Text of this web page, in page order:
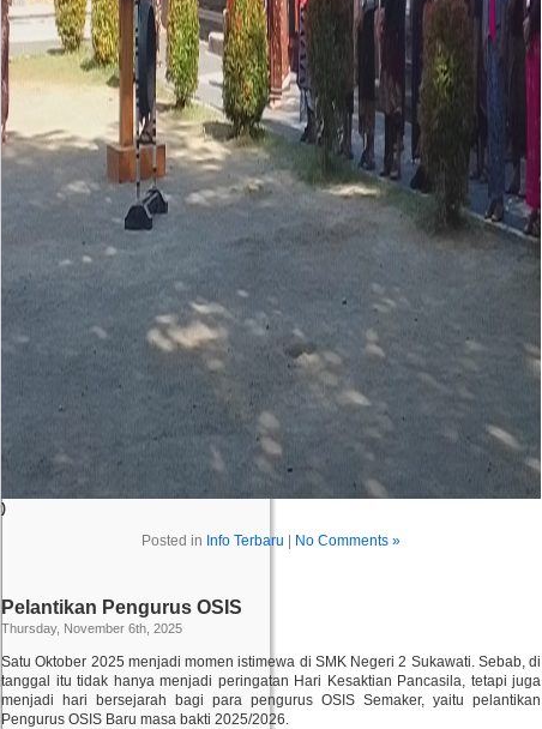
)
Posted in Info Terbaru No Comments »
Pelantikan Pengurus OSIS
Thursday, November 6th, 2025
Satu Oktober 2025 menjadi momen istimewa di SMK Negeri 2 Sukawati. Sebab, di
tanggal itu tidak hanya menjadi peringatan Hari Kesaktian Pancasila, tetapi juga
menjadi hari bersejarah bagi para pengurus OSIS Semaker, yaitu pelantikan
Pengurus OSIS Baru masa bakti 2025/2026.